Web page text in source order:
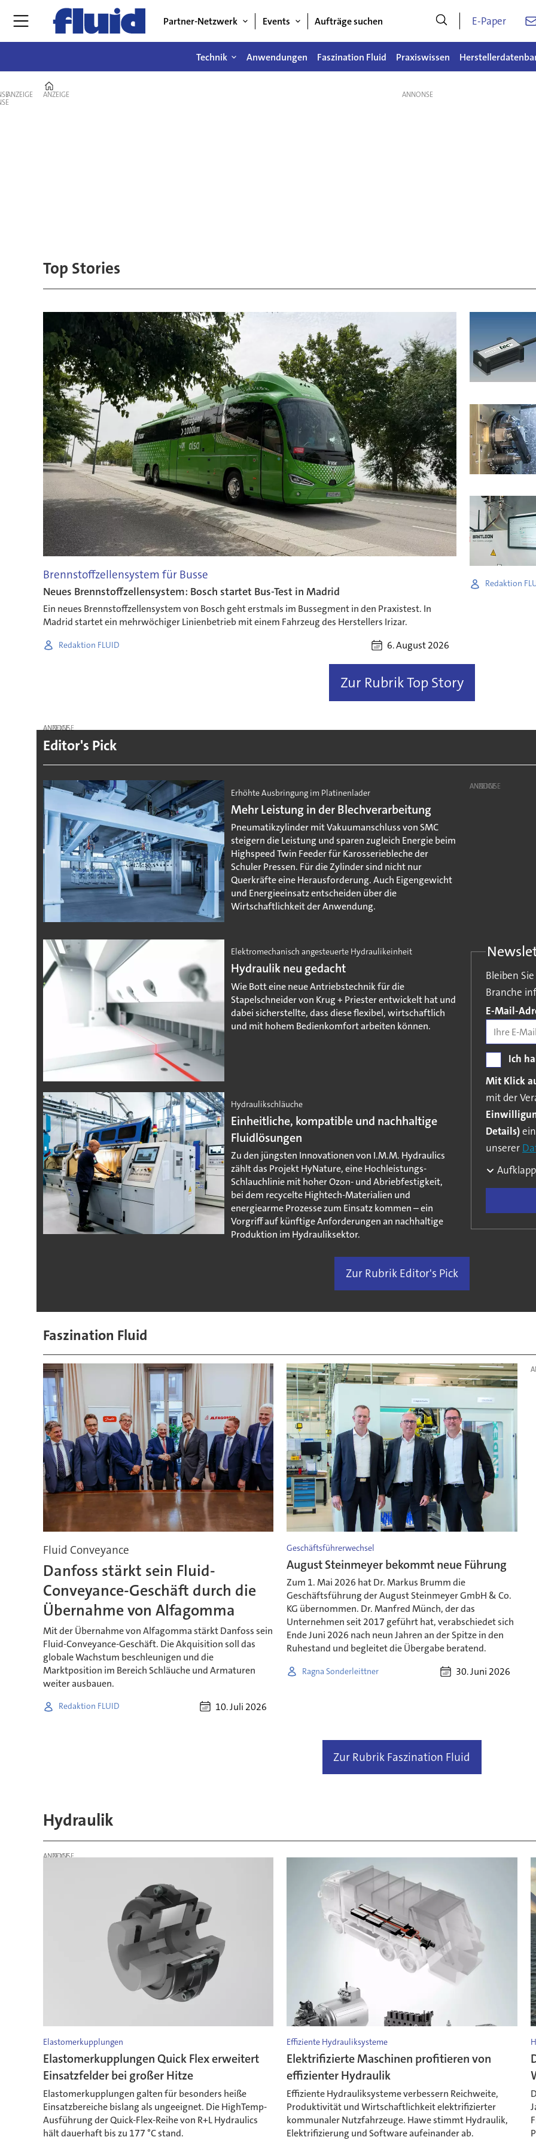
Partner-Netzwerk Events Aufträge suchen E-Paper
Technik Anwendungen Faszination Fluid Praxiswissen
ANZEIGE
Automation
ANZEIGE
Top Stories
Brennstoffzellensystem für Busse
Neues Brennstoffzellensystem: Bosch startet Bus-Test in Madrid
Ein neues Brennstoffzellensystem von Bosch geht erstmals im Bussegment in den Praxistest. In
Madrid startet ein mehrwöchiger Linienbetrieb mit einem Fahrzeug des Herstellers Irizar.
Redaktion FLUID 6. August 2026
Redaktion
Zur Rubrik Top Story
ANZEIGE
Editor's Pick
Erhöhte Ausbringung im Platinenlader
Mehr Leistung in der Blechverarbeitung
Pneumatikzylinder mit Vakuumanschluss von SMC
steigern die Leistung und sparen zugleich Energie beim
Highspeed Twin Feeder für Karosseriebleche der
Schuler Pressen. Für die Zylinder sind nicht nur
Querkräfte eine Herausforderung. Auch Eigengewicht
und Energieeinsatz entscheiden über die
Wirtschaftlichkeit der Anwendung.
ANZEIGE
Elektromechanisch angesteuerte Hydraulikeinheit
Hydraulik neu gedacht
Wie Bott eine neue Antriebstechnik für die
Stapelschneider von Krug + Priester entwickelt hat und
dabei sicherstellte, dass diese flexibel, wirtschaftlich
und mit hohem Bedienkomfort arbeiten können.
Hydraulikschläuche
Einheitliche, kompatible und nachhaltige
Fluidlösungen
Zu den jüngsten Innovationen von I.M.M. Hydraulics
zählt das Projekt HyNature, eine Hochleistungs-
Schlauchlinie mit hoher Ozon- und Abriebfestigkeit,
bei dem recycelte Hightech-Materialien und
energiearme Prozesse zum Einsatz kommen – ein
Vorgriff auf künftige Anforderungen an nachhaltige
Produktion im Hydrauliksektor.
Bleiben
Branche
Pflichtfeld
E-Mail-
Ich
Mit Klick
mit der
Details)
unserer
Zur Rubrik Editor's Pick
Faszination Fluid
Fluid Conveyance
Danfoss stärkt sein Fluid-
Conveyance-Geschäft durch die
Übernahme von Alfagomma
Mit der Übernahme von Alfagomma stärkt Danfoss sein
Fluid-Conveyance-Geschäft. Die Akquisition soll das
globale Wachstum beschleunigen und die
Marktposition im Bereich Schläuche und Armaturen
weiter ausbauen.
Redaktion FLUID 10. Juli 2026
Geschäftsführerwechsel
August Steinmeyer bekommt neue Führung
Zum 1. Mai 2026 hat Dr. Markus Brumm die
Geschäftsführung der August Steinmeyer GmbH & Co.
KG übernommen. Dr. Manfred Münch, der das
Unternehmen seit 2017 geführt hat, verabschiedet sich
Ende Juni 2026 nach neun Jahren an der Spitze in den
Ruhestand und begleitet die Übergabe beratend.
Ragna Sonderleittner 30. Juni 2026
Zur Rubrik Faszination Fluid
Hydraulik
ANZEIGE
Elastomerkupplungen
Elastomerkupplungen Quick Flex erweitert
Einsatzfelder bei großer Hitze
Elastomerkupplungen galten für besonders heiße
Einsatzbereiche bislang als ungeeignet. Die HighTemp-
Ausführung der Quick-Flex-Reihe von R+L Hydraulics
hält dauerhaft bis zu 177 °C stand.
Effiziente Hydrauliksysteme
Elektrifizierte Maschinen profitieren von
effizienter Hydraulik
Effiziente Hydrauliksysteme verbessern Reichweite,
Produktivität und Wirtschaftlichkeit elektrifizierter
kommunaler Nutzfahrzeuge. Hawe stimmt Hydraulik,
Elektrifizierung und Software aufeinander ab.